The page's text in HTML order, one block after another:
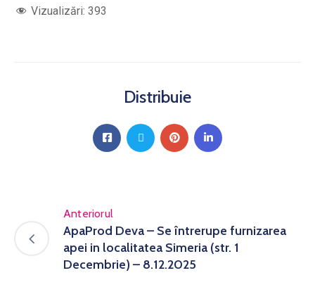
Vizualizări: 393
Distribuie
Anteriorul
ApaProd Deva – Se întrerupe furnizarea
apei in localitatea Simeria (str. 1
Decembrie) – 8.12.2025